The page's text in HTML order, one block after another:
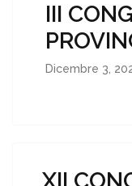
III
Dicembre 3,